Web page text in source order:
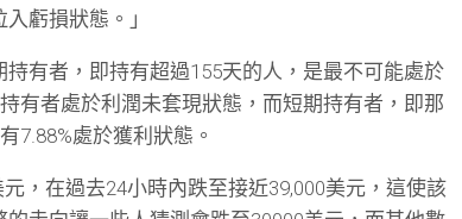
虧損狀態。」
有者，即持有超過155天的人，是最不可能處於
有者處於利潤未套現狀態，而短期持有者，即那
7.88%處於獲利狀態。
，在過去24小時內跌至接近39,000美元，這使該